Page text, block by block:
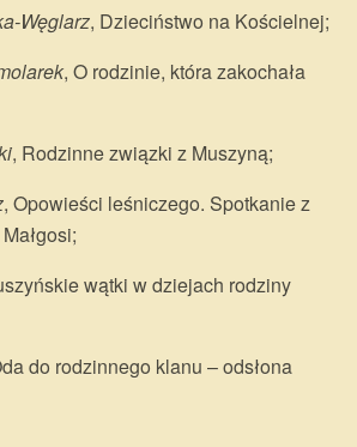
Węglarz, Dzieciństwo na Kościelnej;
, O rodzinie, która zakochała
, Rodzinne związki z Muszyną;
, Opowieści leśniczego. Spotkanie z
wątki w dziejach rodziny
do rodzinnego klanu – odsłona